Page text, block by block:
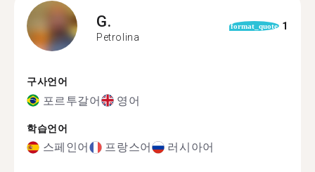
G.
Petrolina
format_quote 1
구사언어
포르투갈어 영어
학습언어
스페인어 프랑스어 러시아어